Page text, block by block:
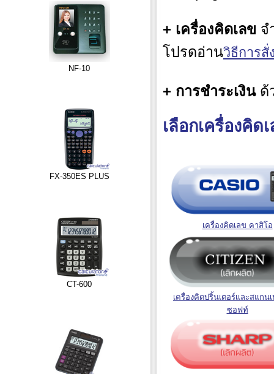
NF-10
FX-350ES PLUS
CT-600
+ เครื่องคิดเลข จ
โปรดอ่านวิธีการ
+ การชำระเงินด้
เลือกเครื่องคิด
เครื่องคิดเลข คาสิโอ
เครื่องคิดปริ้นเตอร์เเละสแกน
ซอฟท